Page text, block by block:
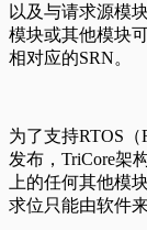
以及与请求源模
模块或其他模块
相对应的SRN。
为了支持RTOS（
发布，TriCore架
上的任何其他模
求位只能由软件来